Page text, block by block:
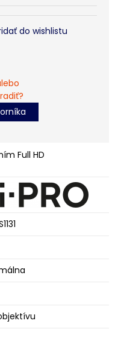
do wishlistu
Full HD